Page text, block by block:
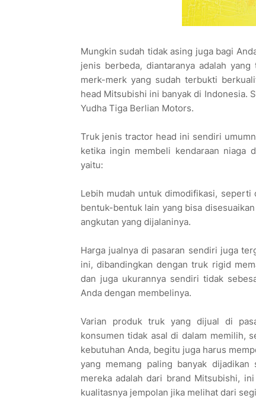
Mungkin sudah tidak asing juga bagi
jenis berbeda, diantaranya adalah
merk-merk yang sudah terbukti
head Mitsubishi ini banyak di Indonesia.
Yudha Tiga Berlian Motors.
Truk jenis tractor head ini sendiri
ketika ingin membeli kendaraan niaga
yaitu:
Lebih mudah untuk dimodifikasi, seperti
bentuk-bentuk lain yang bisa
angkutan yang dijalaninya.
Harga jualnya di pasaran sendiri juga
ini, dibandingkan dengan truk rigid
dan juga ukurannya sendiri tidak
Anda dengan membelinya.
Varian produk truk yang dijual di
konsumen tidak asal di dalam memilih,
kebutuhan Anda, begitu juga harus
yang memang paling banyak
mereka adalah dari brand Mitsubishi,
kualitasnya jempolan jika melihat dari